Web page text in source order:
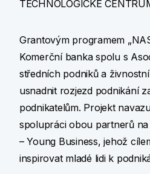
TECHNOLOGICKÉ
Grantovým programem
Komerční banka spolu s
středních podniků a
usnadnit rozjezd podnikání
podnikatelům. Projekt
spolupráci obou partnerů
– Young Business, jehož
inspirovat mladé lidi k